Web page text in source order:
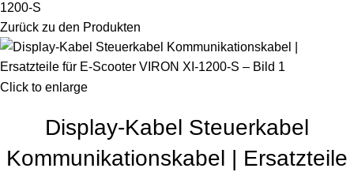
1200-S
Zurück zu den Produkten
Click to enlarge
Display-Kabel Steuerkabel
Kommunikationskabel | Ersatzteile